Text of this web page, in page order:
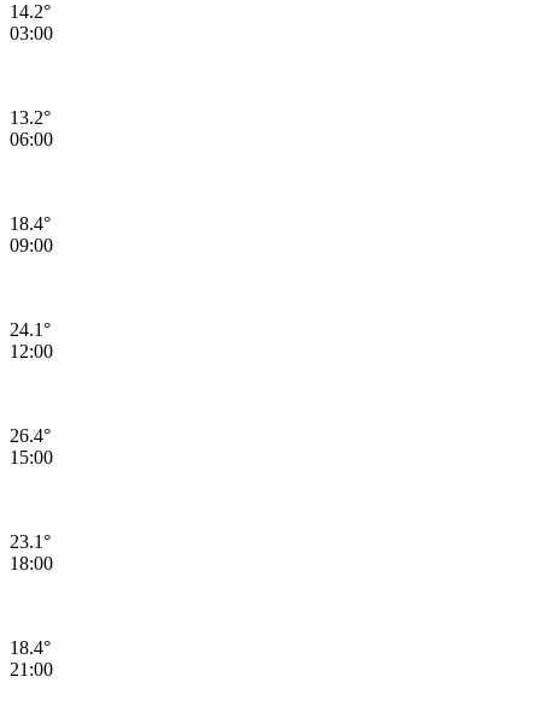
14.2°
03:00
13.2°
06:00
18.4°
09:00
24.1°
12:00
26.4°
15:00
23.1°
18:00
18.4°
21:00